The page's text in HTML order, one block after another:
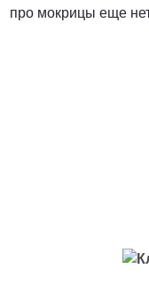
про мокрицы еще